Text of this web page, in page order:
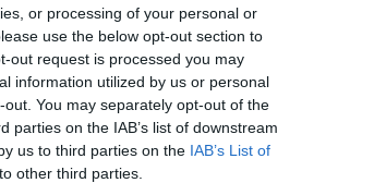
or processing of your personal or
use the below opt-out section to
out request is processed you may
information utilized by us or personal
You may separately opt-out of the
parties on the IAB’s list of downstream
us to third parties on the IAB’s List of
other third parties.
di buona lena
e lo mettemmo al
rinfusa in una stanza
terra e lo
Ecco, la sala
fuori. Né
data? D’altra
Walter, che era un